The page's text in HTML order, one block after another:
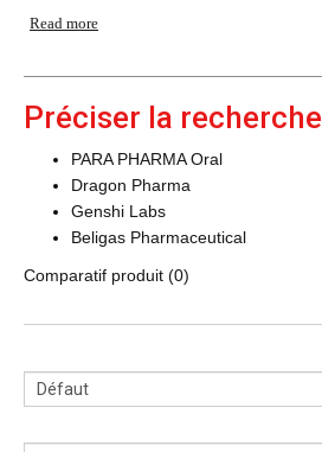
Read more
Préciser la recherche
PARA PHARMA Oral
Dragon Pharma
Genshi Labs
Beligas Pharmaceutical
Comparatif produit (0)